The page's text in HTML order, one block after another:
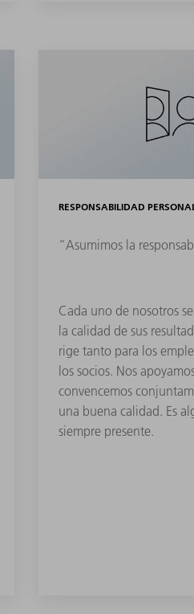
RESPONSABILIDAD
“Asumimos la
Cada uno de nosotros
la calidad de sus
rige tanto para los
los socios. Nos
convencemos
una buena calidad. Es
siempre presente.